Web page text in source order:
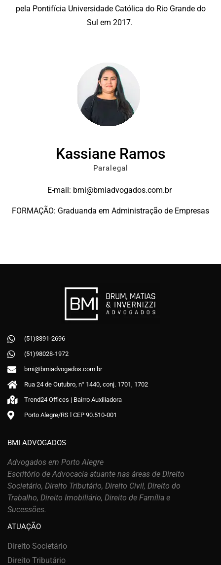
pela Pontifícia Universidade Católica do Rio Grande do
Sul em 2017.
Kassiane Ramos
Paralegal
E-mail: bmi@bmiadvogados.com.br
FORMAÇÃO: Graduanda em Administração de Empresas
(51)3391-2696
(51)98028-1972
bmi@bmiadvogados.com.br
Rua 24 de Outubro, n° 1440, conj. 1701, 1702
Trend24 Offices | Bairro Auxiliadora
Porto Alegre/RS ǀ CEP 90.510-001
BMI ADVOGADOS
Advogados em Porto Alegre
Escritório de Advocacia atuante nas áreas de Direito
Societário, Direito Tributário, Direito Civil, Direito do
Trabalho, Direito Imobiliário, Direito de Família e
Sucessões.
ATUAÇÃO
Direito Societário
Direito Tributário